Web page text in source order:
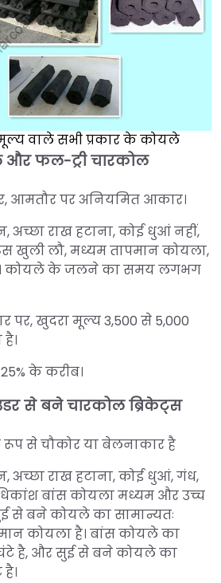
वाले सभी प्रकार के कोयले
फल-ट्री चारकोल
आमतौर पर अनियमित आकार।
अच्छा राख हटाना, कोई धुआं नहीं,
खुली लौ, मध्यम तापमान कोयला,
कोयले के जलने का समय लगभग
पर, खुदरा मूल्य 3,500 से 5,000
के करीब।
से बने चारकोल ब्रिकेट्स
से चौकोर या बेलनाकार है
अच्छा राख हटाना, कोई धुआं, गंध,
बांस कोयला मध्यम और उच्च
से बने कोयले का सामान्यतः
कोयला है। बांस कोयले का
है, और सुई से बने कोयले का